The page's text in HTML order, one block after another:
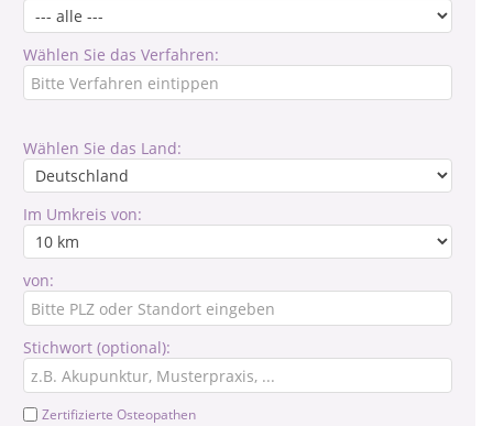
Wählen Sie das Verfahren:
Wählen Sie das Land:
Im Umkreis von:
von:
Stichwort (optional):
Zertifizierte Osteopathen